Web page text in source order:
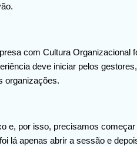
com Cultura Organizacional
deve iniciar pelos
organizações.
e, por isso, precisamos
lá apenas abrir a sessão e